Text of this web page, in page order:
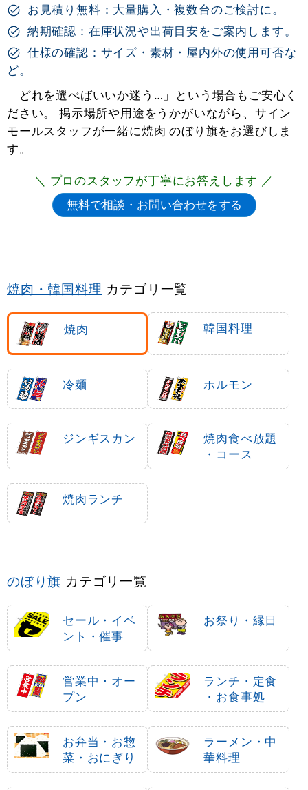
お見積り無料：大量購入・複数台のご検討に。
納期確認：在庫状況や出荷目安をご案内します。
仕様の確認：サイズ・素材・屋内外の使用可否な
ど。
「どれを選べばいいか迷う…」という場合もご安心く
ださい。 掲示場所や用途をうかがいながら、サイン
モールスタッフが一緒に焼肉 のぼり旗をお選びしま
す。
＼ プロのスタッフが丁寧にお答えします ／
焼肉・韓国料理 カテゴリ一覧
焼肉 韓国料理
冷麺 ホルモン
ジンギスカン
焼肉食べ放題
・コース
焼肉ランチ
のぼり旗 カテゴリ一覧
セール・イベ
ント・催事
お祭り・縁日
営業中・オー
プン
ランチ・定食
・お食事処
お弁当・お惣
菜・おにぎり
ラーメン・中
華料理